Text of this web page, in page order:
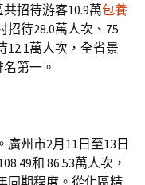
招待游客10.9萬包養
招待28.0萬人次、75
12.1萬人次，全省景
第一。
州市2月11日至13日
和 86.53萬人次，
同期程度。從化區精